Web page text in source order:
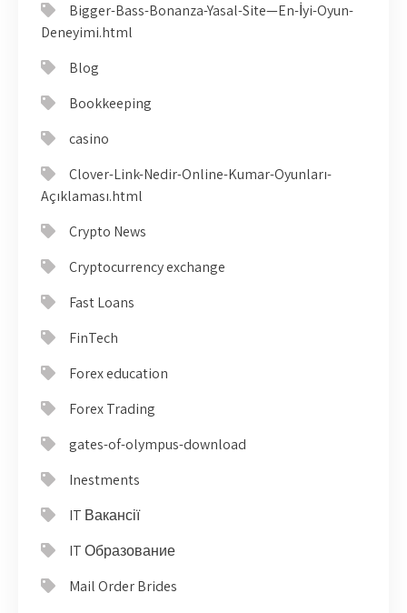
Bigger-Bass-Bonanza-Yasal-Site—En-İyi-Oyun-
Deneyimi.html
Blog
Bookkeeping
casino
Clover-Link-Nedir-Online-Kumar-Oyunları-
Açıklaması.html
Crypto News
Cryptocurrency exchange
Fast Loans
FinTech
Forex education
Forex Trading
gates-of-olympus-download
Inestments
IT Вакансії
IT Образование
Mail Order Brides